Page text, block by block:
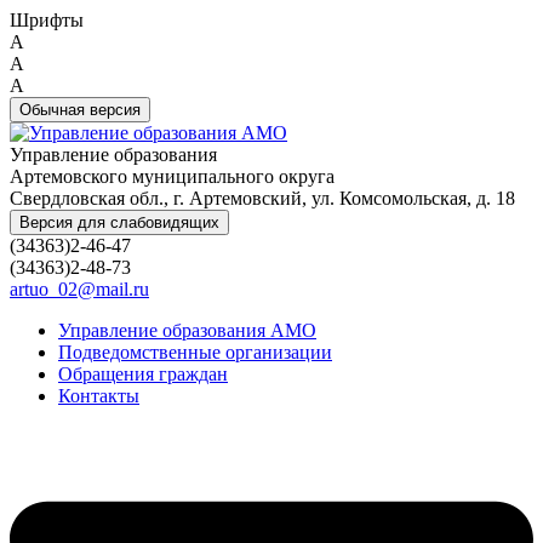
Шрифты
A
A
A
Обычная версия
Управление образования
Артемовского муниципального округа
Свердловская обл., г. Артемовский, ул. Комсомольская, д. 18
Версия для слабовидящих
(34363)2-46-47
(34363)2-48-73
artuo_02@mail.ru
Управление образования АМО
Подведомственные организации
Обращения граждан
Контакты